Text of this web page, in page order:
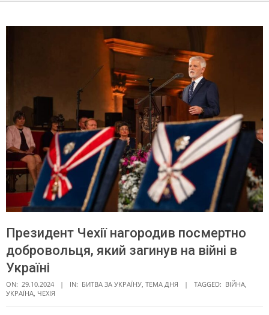
Президент Чехії нагородив посмертно
добровольця, який загинув на війні в
Україні
ON: 29.10.2024 IN: БИТВА ЗА УКРАЇНУ, ТЕМА ДНЯ TAGGED: ВІЙНА,
УКРАЇНА, ЧЕХІЯ